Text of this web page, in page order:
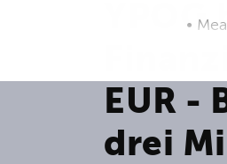
•
•
EUR ­-
drei